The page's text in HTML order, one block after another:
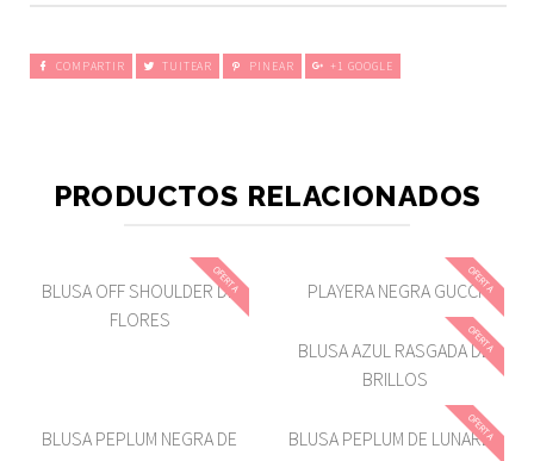
COMPARTIR TUITEAR PINEAR +1 GOOGLE
PRODUCTOS RELACIONADOS
OFERTA
BLUSA OFF SHOULDER DE
FLORES
OFERTA
PLAYERA NEGRA GUCCI
OFERTA
BLUSA AZUL RASGADA DE
BRILLOS
BLUSA PEPLUM NEGRA DE
OFERTA
BLUSA PEPLUM DE LUNARES